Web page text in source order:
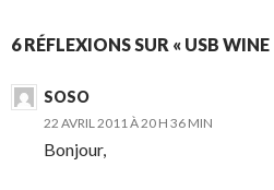
6 RÉFLEXIONS SUR « USB WINE
SOSO
22 AVRIL 2011 À 20 H 36 MIN
Bonjour,